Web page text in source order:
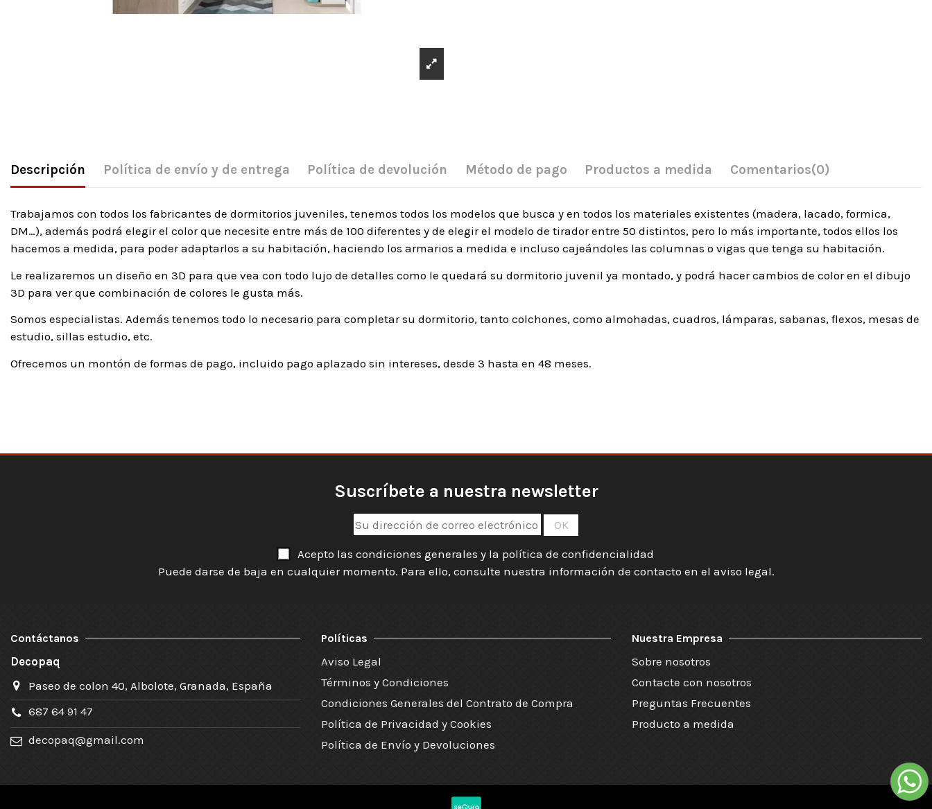
Descripción Política de envío y de entrega Política de devolución Método de pago Productos a medida Comentarios(0)
Trabajamos con todos los fabricantes de dormitorios juveniles, tenemos todos los modelos que busca y en todos los materiales existentes (madera, lacado, formica,
DM…), además podrá elegir el color que necesite entre más de 100 diferentes y de elegir el modelo de tirador entre 50 distintos, pero lo más importante, todos ellos los
hacemos a medida, para poder adaptarlos a su habitación, haciendo los armarios a medida e incluso cajeándoles las columnas o vigas que tenga su habitación.
Le realizaremos un diseño en 3D para que vea con todo lujo de detalles como le quedará su dormitorio juvenil ya montado, y podrá hacer cambios de color en el dibujo
3D para ver que combinación de colores le gusta más.
Somos especialistas. Además tenemos todo lo necesario para completar su dormitorio, tanto colchones, como almohadas, cuadros, lámparas, sabanas, flexos, mesas de
estudio, sillas estudio, etc.
Ofrecemos un montón de formas de pago, incluido pago aplazado sin intereses, desde 3 hasta en 48 meses.
Suscríbete a nuestra newsletter
Acepto las condiciones generales y la política de confidencialidad
Puede darse de baja en cualquier momento. Para ello, consulte nuestra información de contacto en el aviso legal.
Contáctanos
Decopaq
Paseo de colon 40, Albolote, Granada, España
687 64 91 47
decopaq@gmail.com
Políticas
Aviso Legal
Términos y Condiciones
Condiciones Generales del Contrato de Compra
Política de Privacidad y Cookies
Política de Envío y Devoluciones
Nuestra Empresa
Sobre nosotros
Contacte con nosotros
Preguntas Frecuentes
Producto a medida